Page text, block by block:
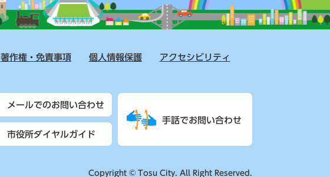
著作権・免責事項 個人情報保護 アクセシビリティ
メールでのお問い合わせ
市役所ダイヤルガイド
手話でお問い合わせ
Copyright © Tosu City. All Right Reserved.